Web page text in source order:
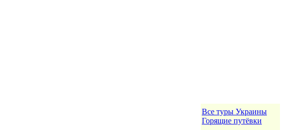
Все туры Украины
Горящие путёвки